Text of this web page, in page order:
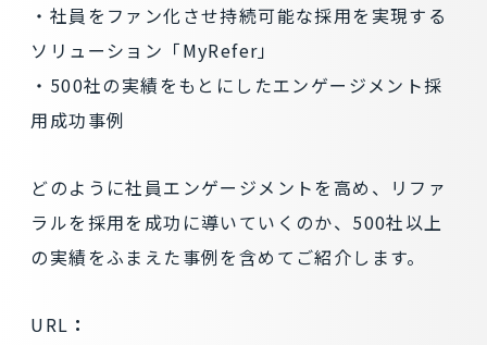
・社員をファン化させ持続可能な採用を実現する
ソリューション「MyRefer」
・500社の実績をもとにしたエンゲージメント採
用成功事例
どのように社員エンゲージメントを高め、リファ
ラルを採用を成功に導いていくのか、500社以上
の実績をふまえた事例を含めてご紹介します。
URL ：